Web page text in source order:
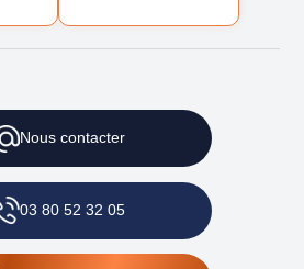
Nouscontacter
03 80 52 32 05